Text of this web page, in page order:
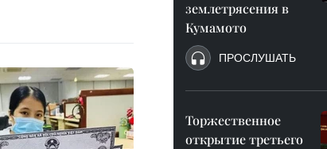
землетрясения в
Кумамото
ПРОСЛУШАТЬ
Торжественное
открытие третьего